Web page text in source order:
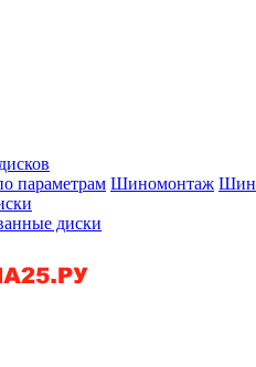
параметрам
диски
Шиномонтаж